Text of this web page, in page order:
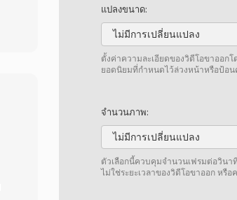
แปลงขนาด:
ไม่มีการเปลี่ยนแปลง
ตั้งค่าความละเอียดของวิดีโอขาออก
ยอดนิยมที่กำหนดไว้ล่วงหน้าหรือป้อ
จำนวนภาพ:
ไม่มีการเปลี่ยนแปลง
ตัวเลือกนี้ควบคุมจำนวนเฟรมต่อวินา
ไม่ใช่ระยะเวลาของวิดีโอขาออก หรือ